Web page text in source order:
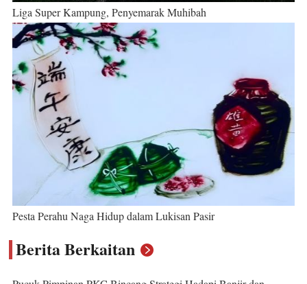
Liga Super Kampung, Penyemarak Muhibah
Pesta Perahu Naga Hidup dalam Lukisan Pasir
Berita Berkaitan